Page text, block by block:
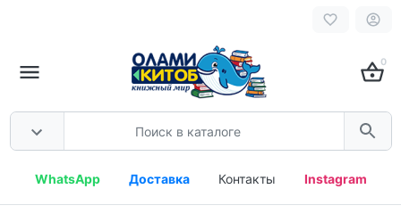
0
WhatsApp Доставка Контакты Instagram